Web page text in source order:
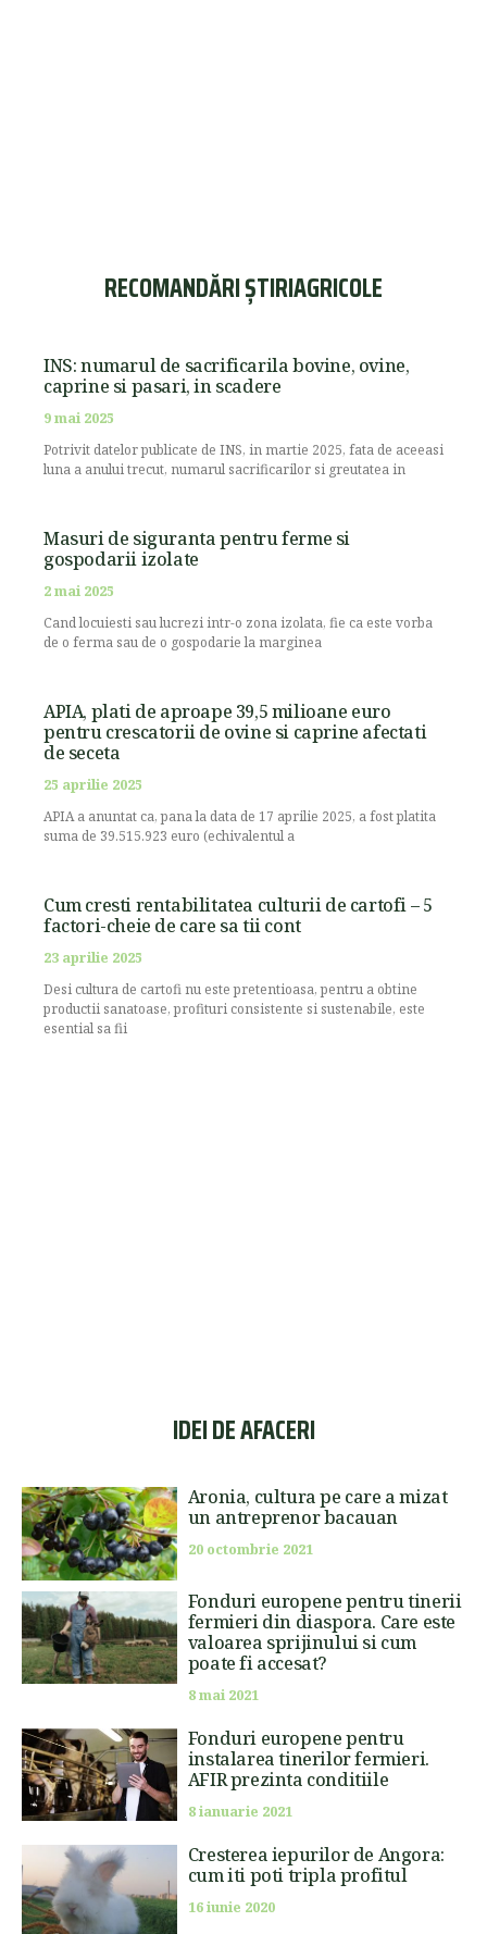
RECOMANDĂRI ȘTIRIAGRICOLE
INS: numarul de sacrificarila bovine, ovine,
caprine si pasari, in scadere
9 mai 2025
Potrivit datelor publicate de INS, in martie 2025, fata de aceeasi
luna a anului trecut, numarul sacrificarilor si greutatea in
Masuri de siguranta pentru ferme si
gospodarii izolate
2 mai 2025
Cand locuiesti sau lucrezi intr-o zona izolata, fie ca este vorba
de o ferma sau de o gospodarie la marginea
APIA, plati de aproape 39,5 milioane euro
pentru crescatorii de ovine si caprine afectati
de seceta
25 aprilie 2025
APIA a anuntat ca, pana la data de 17 aprilie 2025, a fost platita
suma de 39.515.923 euro (echivalentul a
Cum cresti rentabilitatea culturii de cartofi – 5
factori-cheie de care sa tii cont
23 aprilie 2025
Desi cultura de cartofi nu este pretentioasa, pentru a obtine
productii sanatoase, profituri consistente si sustenabile, este
esential sa fii
IDEI DE AFACERI
Aronia, cultura pe care a mizat
un antreprenor bacauan
20 octombrie 2021
Fonduri europene pentru tinerii
fermieri din diaspora. Care este
valoarea sprijinului si cum
poate fi accesat?
8 mai 2021
Fonduri europene pentru
instalarea tinerilor fermieri.
AFIR prezinta conditiile
8 ianuarie 2021
Cresterea iepurilor de Angora:
cum iti poti tripla profitul
16 iunie 2020